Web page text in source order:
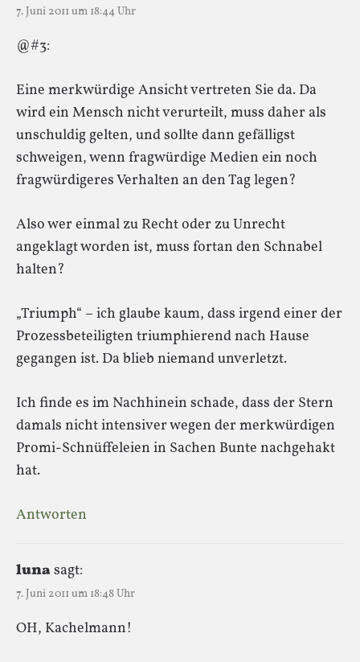
7. Juni 2011 um 18:44 Uhr
@#3:
Eine merkwürdige Ansicht vertreten Sie da. Da
wird ein Mensch nicht verurteilt, muss daher als
unschuldig gelten, und sollte dann gefälligst
schweigen, wenn fragwürdige Medien ein noch
fragwürdigeres Verhalten an den Tag legen?
Also wer einmal zu Recht oder zu Unrecht
angeklagt worden ist, muss fortan den Schnabel
halten?
„Triumph“ – ich glaube kaum, dass irgend einer der
Prozessbeteiligten triumphierend nach Hause
gegangen ist. Da blieb niemand unverletzt.
Ich finde es im Nachhinein schade, dass der Stern
damals nicht intensiver wegen der merkwürdigen
Promi-Schnüffeleien in Sachen Bunte nachgehakt
hat.
Antworten
lunasagt:
7. Juni 2011 um 18:48 Uhr
OH, Kachelmann!